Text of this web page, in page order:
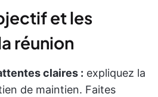
et les
réunion
claires : expliquez la
de maintien. Faites